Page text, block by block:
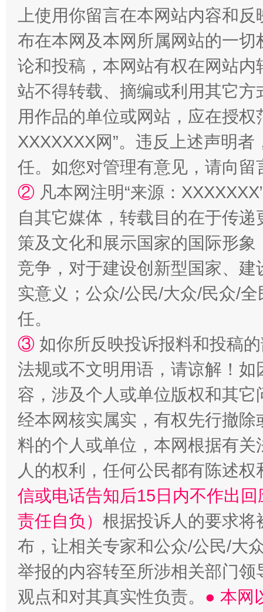
上使用你留言在本网站内容和
布在本网及本网所属网站的一
论和投稿，本网站有权在网站
站不得转载、摘编或利用其它
用作品的单位或网站，应在授
XXXXXXX网”。违反上述声明
任。如您对管理有意见，请向
② 凡本网注明“来源：
自其它媒体，转载目的在于传
策及文化和展示国家的国际形
竞争，对于建设创新型国家、
实意义；公众/公民/大众/民众/
任。
③ 如你所反映投诉报料和投稿
法规或不文明用语，请谅解！
容，涉及个人或单位版权和其它
经本网核实属实，有权先行撤
料的个人或单位，本网根据有
人的权利，任何公民都有陈述
信或电话告知后15日内不作出
责任自负） 根据投诉人的要求将
布，让相关专家和公众/公民/大
举报的内容转至所涉相关部门
观点和对其真实性负责。 ● 本网